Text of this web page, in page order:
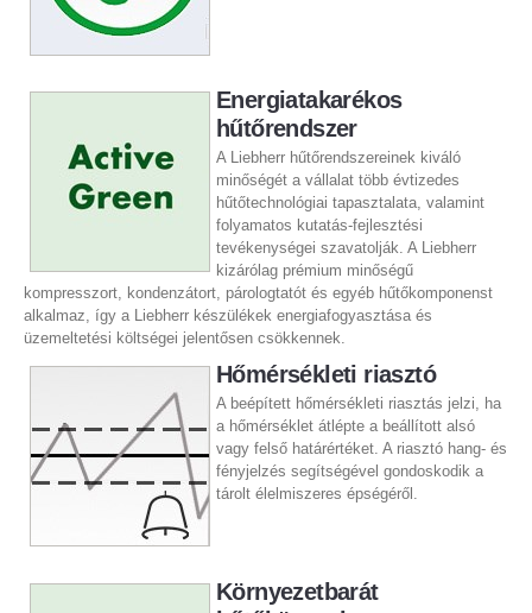
Energiatakarékos
hűtőrendszer
A Liebherr hűtőrendszereinek kiváló
minőségét a vállalat több évtizedes
hűtőtechnológiai tapasztalata, valamint
folyamatos kutatás-fejlesztési
tevékenységei szavatolják. A Liebherr
kizárólag prémium minőségű
kompresszort, kondenzátort, párologtatót és egyéb hűtőkomponenst
alkalmaz, így a Liebherr készülékek energiafogyasztása és
üzemeltetési költségei jelentősen csökkennek.
Hőmérsékleti riasztó
A beépített hőmérsékleti riasztás jelzi, ha
a hőmérséklet átlépte a beállított alsó
vagy felső határértéket. A riasztó hang- és
fényjelzés segítségével gondoskodik a
tárolt élelmiszeres épségéről.
Környezetbarát